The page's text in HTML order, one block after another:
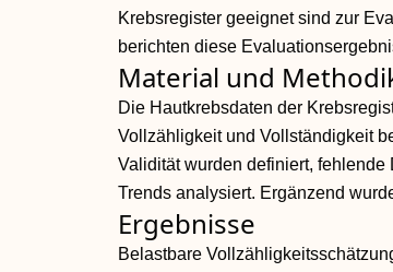
Krebsregister geeignet sind zur
berichten diese
Material und
Die Hautkrebsdaten der
Vollzähligkeit und Vollständigkeit
Validität wurden definiert,
Trends analysiert. Ergänzend
Ergebnisse
Belastbare